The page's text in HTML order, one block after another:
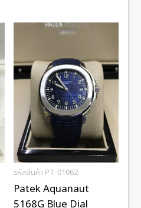
รหัสสินค้า PT-01062
Patek Aquanaut
5168G Blue Dial